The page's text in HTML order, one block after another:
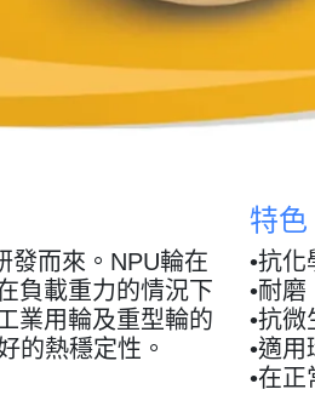
發而來。NPU輪在
負載重力的情況下
業用輪及重型輪的
的熱穩定性。
特色
•抗
•耐磨
•抗微
•適用
•在